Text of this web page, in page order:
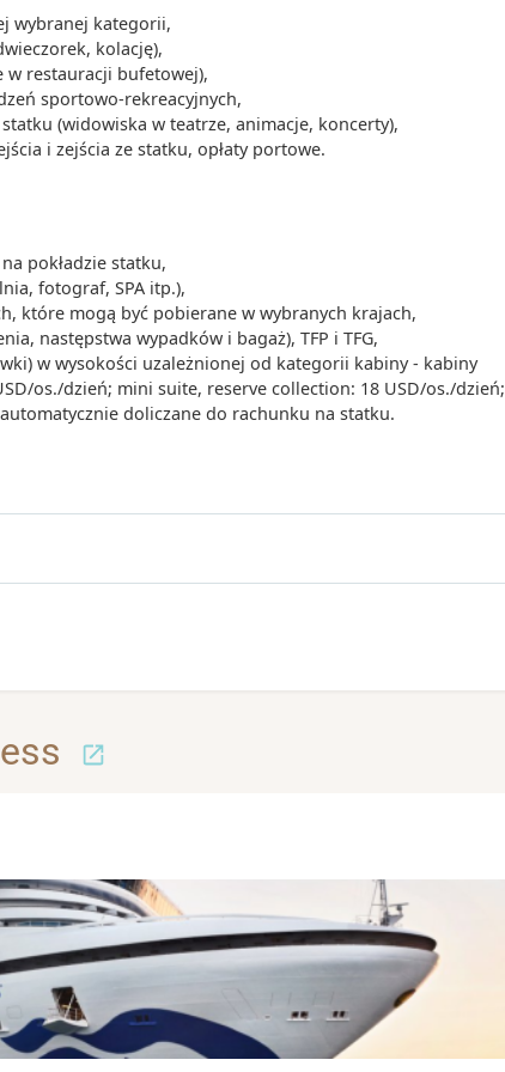
-
-19:00
-22:00
-
-
wybranej kategorii,
kolację),
w restauracji bufetowej),
sportowo-rekreacyjnych,
(widowiska w teatrze, animacje, koncerty),
i zejścia ze statku, opłaty portowe.
pokładzie statku,
fotograf, SPA itp.),
które mogą być pobierane w wybranych krajach,
następstwa wypadków i bagaż), TFP i TFG,
w wysokości uzależnionej od kategorii kabiny - kabiny
os./dzień; mini suite, reserve collection: 18 USD/os./dzień;
doliczane do rachunku na statku.